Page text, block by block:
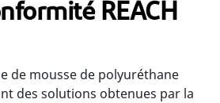
REACH
de mousse de polyuréthane
des solutions obtenues par la